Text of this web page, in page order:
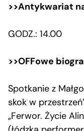
>>Antykwariat
GODZ.: 14.00
>>OFFowe
Spotkanie z
skok w
„Ferwor. Życie